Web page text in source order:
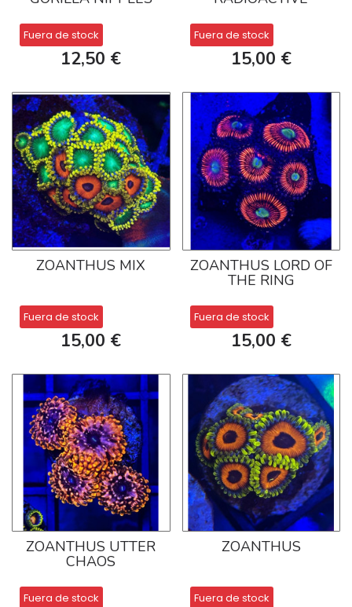
Fuera de stock
12,50 €
Fuera de stock
15,00 €
ZOANTHUS MIX
Fuera de stock
15,00 €
ZOANTHUS LORD OF
THE RING
Fuera de stock
15,00 €
ZOANTHUS UTTER
CHAOS
Fuera de stock
ZOANTHUS
Fuera de stock